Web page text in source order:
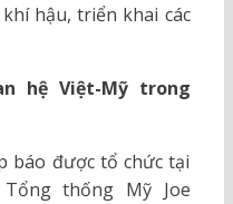
hậu, triển khai các
hệ Việt-Mỹ trong
báo được tổ chức tại
thống Mỹ Joe